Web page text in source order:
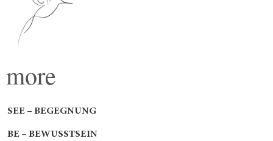
more
SEE – BEGEGNUNG
BE – BEWUSSTSEIN